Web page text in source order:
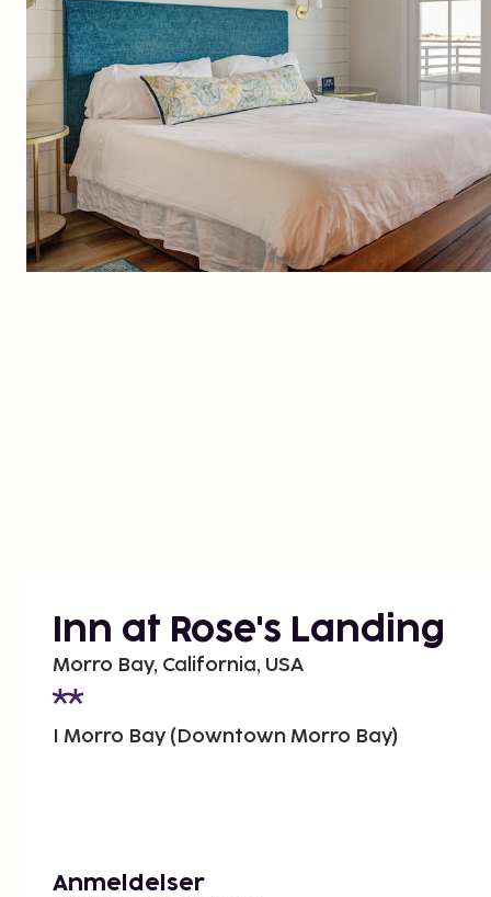
Inn at Rose's Landing
Morro Bay, California, USA
I Morro Bay (Downtown Morro Bay)
Anmeldelser